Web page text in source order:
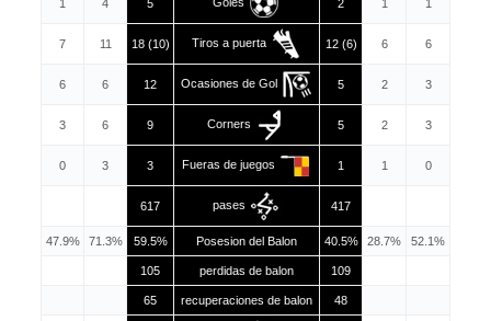
1 4 5 2 1 1
7 11 18 (10) Tiros a puerta 12 (6) 6 6
6 6 12 Ocasiones de Gol 5 2 3
3 6 9 Corners 5 2 3
0 3 3 Fueras de juegos 1 1 0
617 pases 417
47.9% 71.3% 59.5% Posesion del Balon 40.5% 28.7% 52.1%
105 perdidas de balon 109
65 recuperaciones de balon 48